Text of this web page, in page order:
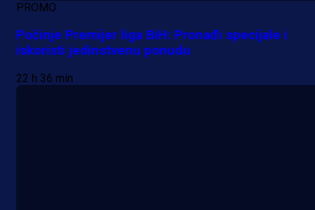
PROMO
Počinje Premijer liga BiH: Pronađi specijale i
iskoristi jedinstvenu ponudu
22 h 36 min